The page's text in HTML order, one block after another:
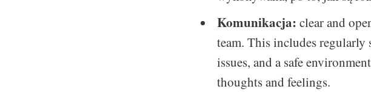
Komunikacja: clear and
team. This includes regularly
issues, and a safe
thoughts and feelings.